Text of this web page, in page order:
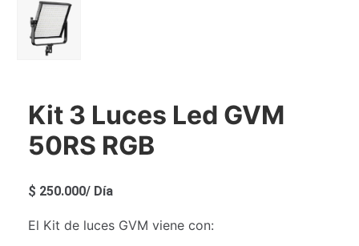
Kit 3 Luces Led GVM
50RS RGB
$ 250.000/ Día
El Kit de luces GVM viene con: